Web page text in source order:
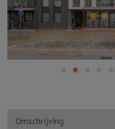
Omschrijving